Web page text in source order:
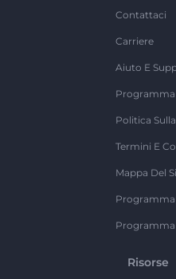
Contattaci
Carriere
Aiuto E
Programma
Politica
Termini E
Mappa Del
Risorse